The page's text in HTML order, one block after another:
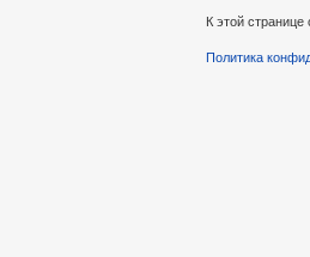
К этой
Политика